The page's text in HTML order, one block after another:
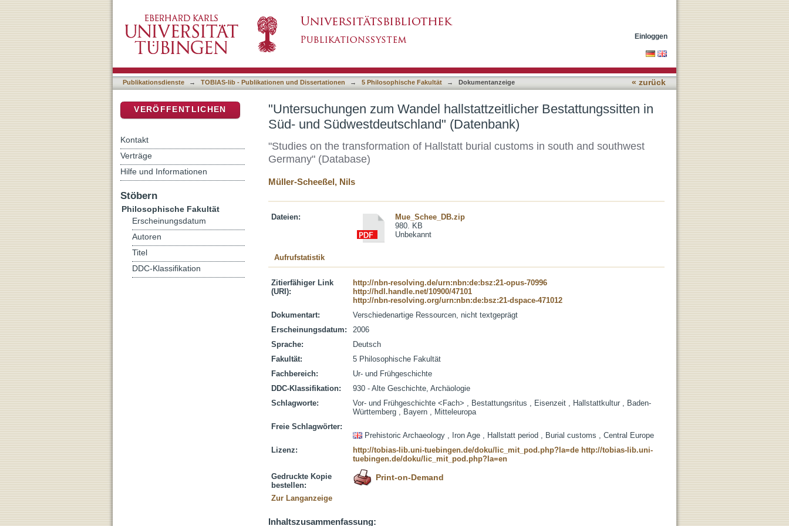
Südwestdeutschland" (Datenbank)
Einloggen
Publikationsdienste → TOBIAS-lib - Publikationen und Dissertationen → 5 Philosophische Fakultät → Dokumentanzeige « zurück
"Untersuchungen zum Wandel hallstattzeitlicher Bestattungssitten in
Süd- und Südwestdeutschland" (Datenbank)
"Studies on the transformation of Hallstatt burial customs in south and southwest
Germany" (Database)
Müller-Scheeßel, Nils
Dateien:
Mue_Schee_DB.zip
980. KB
Unbekannt
Aufrufstatistik
Zitierfähiger Link
(URI):
http://nbn-resolving.de/urn:nbn:de:bsz:21-opus-70996
http://hdl.handle.net/10900/47101
http://nbn-resolving.org/urn:nbn:de:bsz:21-dspace-471012
Dokumentart:
Verschiedenartige Ressourcen, nicht textgeprägt
Erscheinungsdatum:
2006
Sprache:
Deutsch
Fakultät:
5 Philosophische Fakultät
Fachbereich:
Ur- und Frühgeschichte
DDC-Klassifikation:
930 - Alte Geschichte, Archäologie
Schlagworte:
Vor- und Frühgeschichte <Fach> , Bestattungsritus , Eisenzeit , Hallstattkultur , Baden-
Württemberg , Bayern , Mitteleuropa
Freie Schlagwörter:
Prehistoric Archaeology , Iron Age , Hallstatt period , Burial customs , Central Europe
Lizenz:
http://tobias-lib.uni-tuebingen.de/doku/lic_mit_pod.php?la=de http://tobias-lib.uni-
tuebingen.de/doku/lic_mit_pod.php?la=en
Gedruckte Kopie
bestellen:
Print-on-Demand
Zur Langanzeige
Inhaltszusammenfassung:
VERÖFFENTLICHEN
Kontakt
Verträge
Hilfe und Informationen
Stöbern
Philosophische Fakultät
Erscheinungsdatum
Autoren
Titel
DDC-Klassifikation